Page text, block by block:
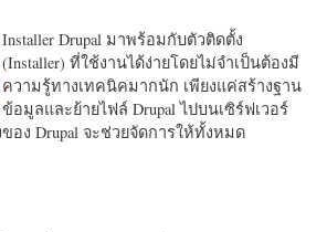
Installer Drupal มาพร้อมกับตัวติดตั้ง
(Installer) ที่ใช้งานได้ง่ายโดยไม่จำเป็นต้องมี
ความรู้ทางเทคนิคมากนัก เพียงแค่สร้างฐาน
ข้อมูลและย้ายไฟล์ Drupal ไปบนเซิร์ฟเวอร์
อง Drupal จะช่วยจัดการให้ทั้งหมด